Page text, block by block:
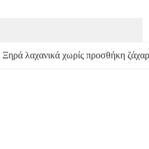
Ξηρά λαχανικά χωρίς προσθήκη